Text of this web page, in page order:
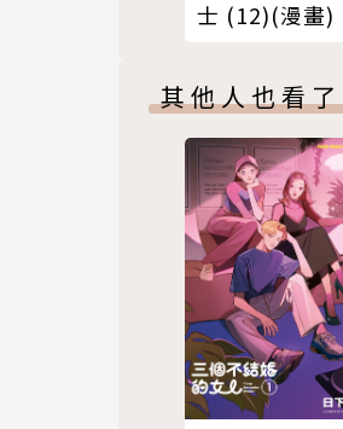
士 (12)(漫畫)
其他人也看了